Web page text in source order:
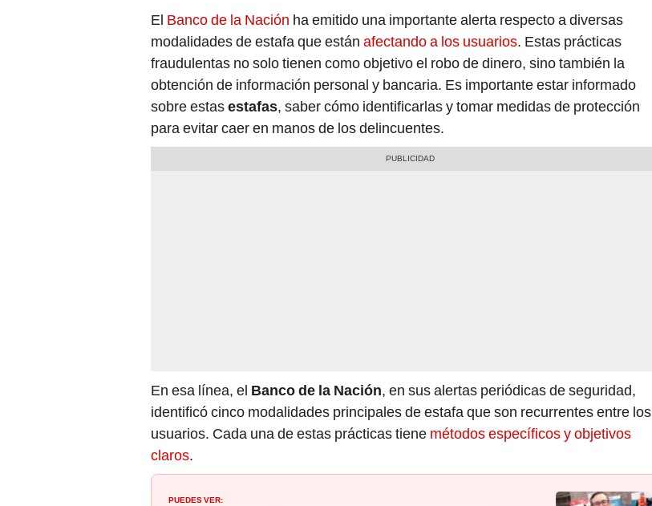
El Banco de la Nación ha emitido una importante alerta respecto a diversas
modalidades de estafa que están afectando a los usuarios. Estas prácticas
fraudulentas no solo tienen como objetivo el robo de dinero, sino también la
obtención de información personal y bancaria. Es importante estar informado
sobre estasestafas, saber cómo identificarlas y tomar medidas de protección
para evitar caer en manos de los delincuentes.
En esa línea, el Banco de la Nación, en sus alertas periódicas de seguridad,
identificó cinco modalidades principales de estafa que son recurrentes entre los
usuarios. Cada una de estas prácticas tiene métodos específicos y objetivos
claros.
PUEDES VER: